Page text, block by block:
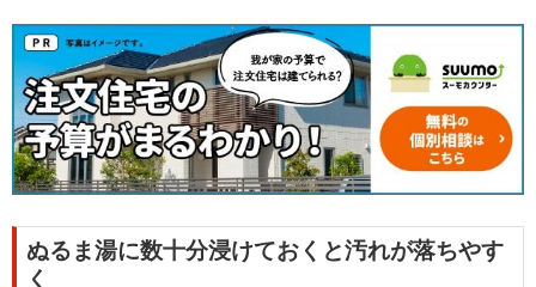
ぬるま湯に数十分浸けておくと汚れが落ちやす
く